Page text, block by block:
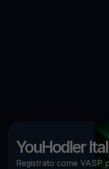
YouHodler
Registrato come VASP